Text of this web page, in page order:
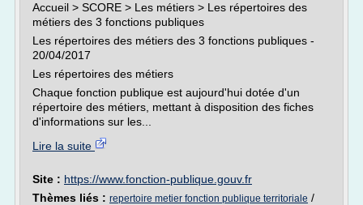
Accueil > SCORE > Les métiers > Les répertoires des
métiers des 3 fonctions publiques
Les répertoires des métiers des 3 fonctions publiques -
20/04/2017
Les répertoires des métiers
Chaque fonction publique est aujourd'hui dotée d'un
répertoire des métiers, mettant à disposition des fiches
d'informations sur les...
Lire la suite
Site : https://www.fonction-publique.gouv.fr
Thèmes liés : repertoire metier fonction publique territoriale /